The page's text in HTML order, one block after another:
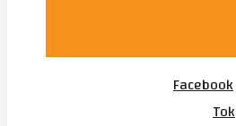
Facebook
Tok